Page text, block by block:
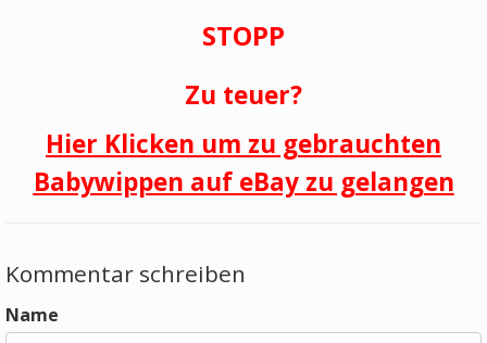
STOPP
Zu teuer?
Hier Klicken um zu gebrauchten
Babywippen auf eBay zu gelangen
Kommentar schreiben
Name